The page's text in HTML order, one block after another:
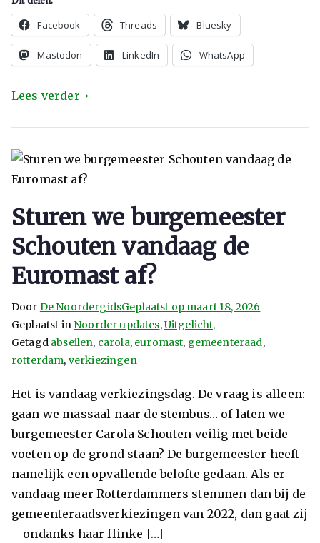
Facebook Threads Bluesky
Mastodon LinkedIn WhatsApp
Lees verder
Sturen we burgemeester
Schouten vandaag de
Euromast af?
Door De NoordergidsGeplaatst op maart 18, 2026
Geplaatst in Noorder updates,Uitgelicht,
Getagd abseilen, carola, euromast, gemeenteraad,
rotterdam, verkiezingen
Het is vandaag verkiezingsdag. De vraag is alleen:
gaan we massaal naar de stembus… of laten we
burgemeester Carola Schouten veilig met beide
voeten op de grond staan? De burgemeester heeft
namelijk een opvallende belofte gedaan. Als er
vandaag meer Rotterdammers stemmen dan bij de
gemeenteraadsverkiezingen van 2022, dan gaat zij
– ondanks haar flinke […]